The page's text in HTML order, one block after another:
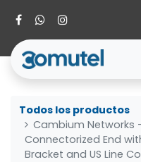
Todos los productos
Cambium Networks -
Connectorized End
Bracket and US Line